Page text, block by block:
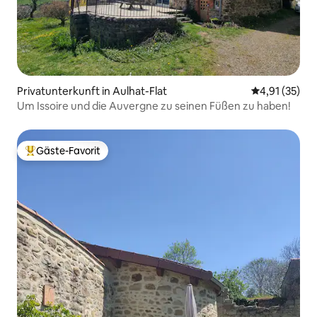
Privatunterkunft in Aulhat-Flat
4,91 (35)
Um Issoire und die Auvergne zu seinen Füßen zu haben!
Beliebter Gäste-Favorit.
Gäste-Favorit